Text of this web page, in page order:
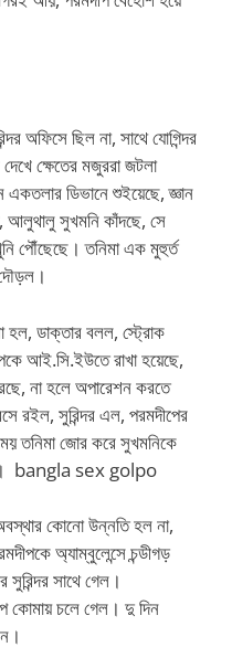
অফিসে ছিল না, সাথে যোগিন্দর
ক্ষেতের মজুররা জটলা
একতলার ডিভানে শুইয়েছে, জ্ঞান
আলুথালু সুখমনি কাঁদছে, সে
পৌঁছেছে। তনিমা এক মুহুর্ত
হল, ডাক্তার বলল, স্ট্রোক
আই.সি.ইউতে রাখা হয়েছে,
না হলে অপারেশন করতে
রইল, সুরিন্দর এল, পরমদীপের
তনিমা জোর করে সুখমনিকে
বলে। bangla sex golpo
কোনো উন্নতি হল না,
অ্যাম্বুলেন্সে চন্ডীগড়
সাথে গেল।
কোমায় চলে গেল। দু দিন